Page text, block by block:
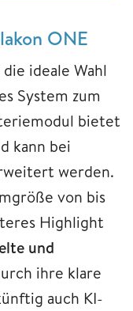
ONE
ideale Wahl
System zum
bietet
kann bei
werden.
von bis
Highlight
und
ihre klare
auch KI-